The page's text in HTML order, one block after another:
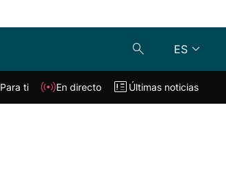
ES
Klisk En directo
Para ti En directo Últimas noticias